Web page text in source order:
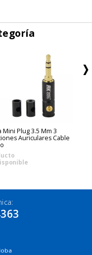
Mini Plug 3.5 Mm 3
Auriculares Cable